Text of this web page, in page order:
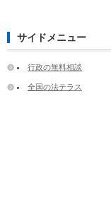
サイドメニュー
行政の無料相談
全国の法テラス